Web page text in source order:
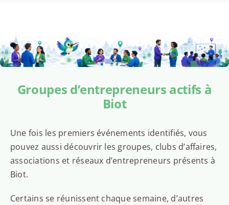
Groupes d’entrepreneurs actifs à
Biot
Une fois les premiers événements identifiés, vous
pouvez aussi découvrir les groupes, clubs d’affaires,
associations et réseaux d’entrepreneurs présents à
Biot.
Certains se réunissent chaque semaine, d’autres